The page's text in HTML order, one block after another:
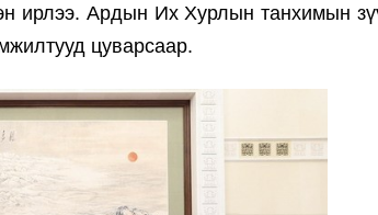
ирлээ. Ардын Их Хурлын танхимын
цуварсаар.